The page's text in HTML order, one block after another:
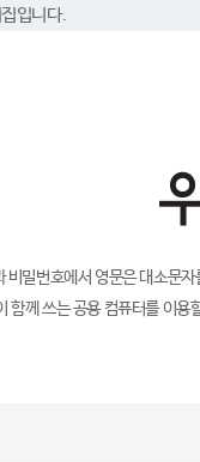
입니다.
밀번호에서 영문은 대소문
함께 쓰는 공용 컴퓨터를 이